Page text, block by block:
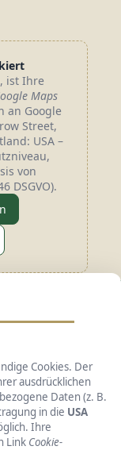
ist Ihre
Maps
an Google
Street,
USA –
von
DSGVO).
KG
a. Inn
8507 415
Cookies. Der
ausdrücklichen
Daten (z. B.
in die USA
Ihre
Link Cookie-